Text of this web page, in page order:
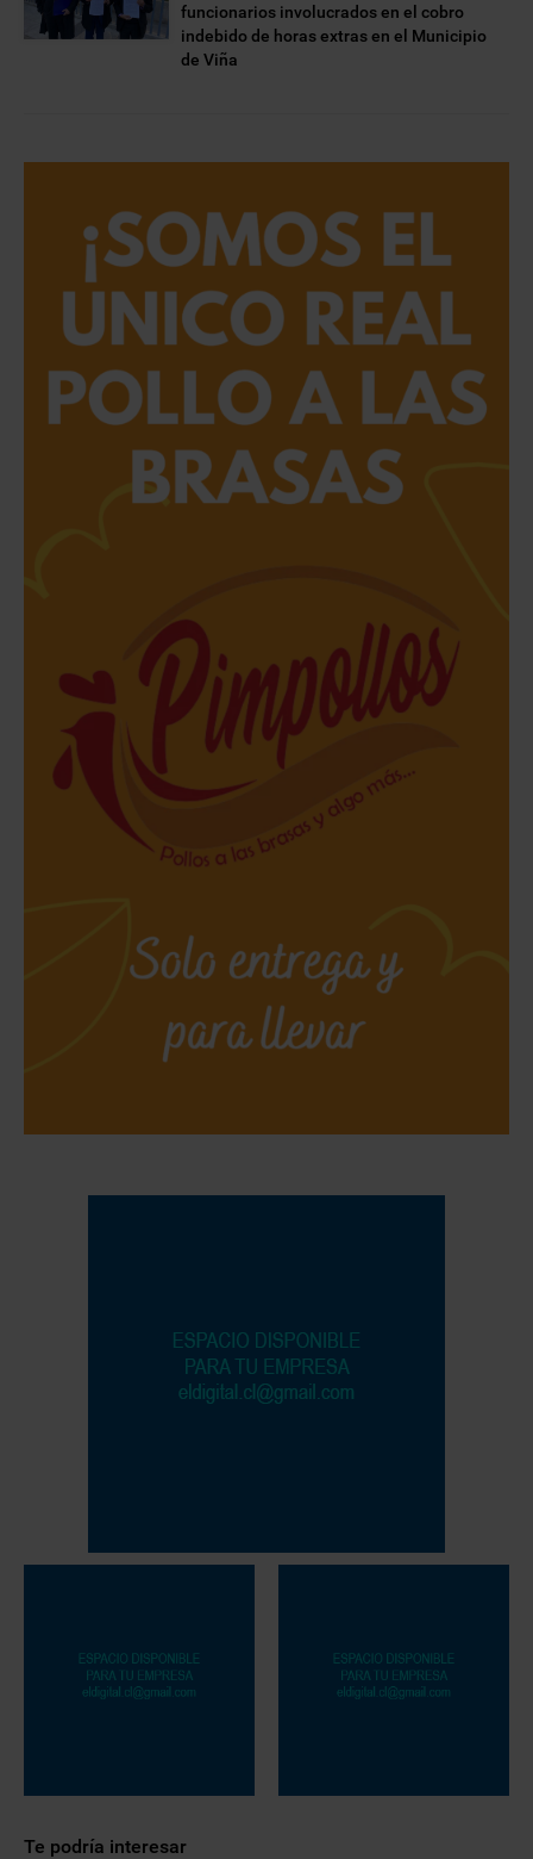
funcionarios involucrados en el cobro
indebido de horas extras en el Municipio
de Viña
Te podría interesar